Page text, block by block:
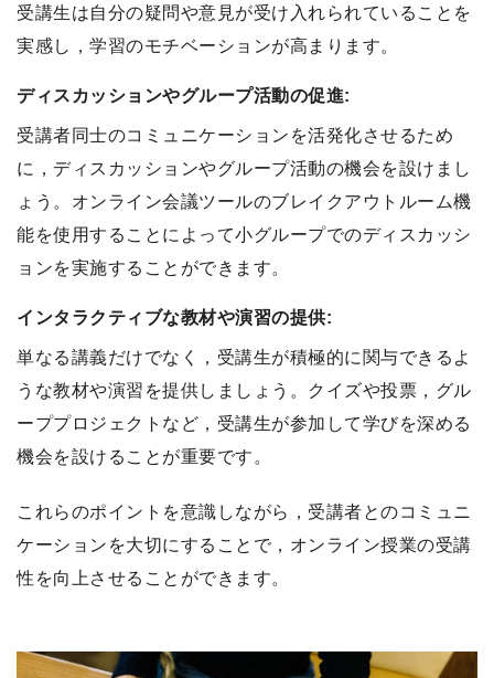
受講生は自分の疑問や意見が受け入れられていることを
実感し，学習のモチベーションが高まります。
ディスカッションやグループ活動の促進:
受講者同士のコミュニケーションを活発化させるため
に，ディスカッションやグループ活動の機会を設けまし
ょう。オンライン会議ツールのブレイクアウトルーム機
能を使用することによって小グループでのディスカッシ
ョンを実施することができます。
インタラクティブな教材や演習の提供:
単なる講義だけでなく，受講生が積極的に関与できるよ
うな教材や演習を提供しましょう。クイズや投票，グル
ーププロジェクトなど，受講生が参加して学びを深める
機会を設けることが重要です。
これらのポイントを意識しながら，受講者とのコミュニ
ケーションを大切にすることで，オンライン授業の受講
性を向上させることができます。